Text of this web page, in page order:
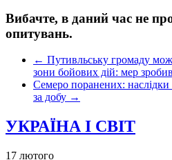
Вибачте, в даний час не
опитувань.
← Путивльську громаду
зони бойових дій: мер
Семеро поранених:
за добу →
УКРАЇНА І СВІТ
17 лютого